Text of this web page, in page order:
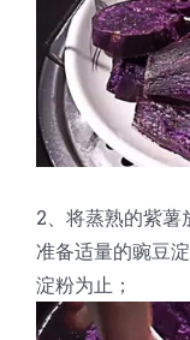
2、将蒸熟的紫薯
准备适量的豌豆
淀粉为止；